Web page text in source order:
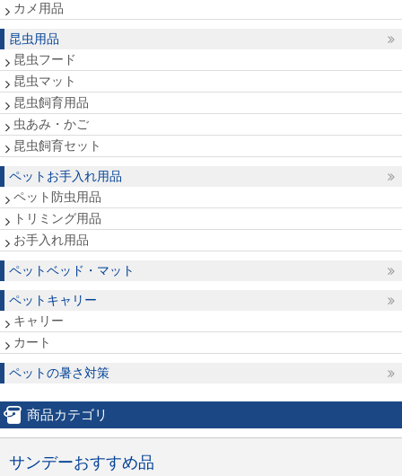
カメ用品
昆虫用品
昆虫フード
昆虫マット
昆虫飼育用品
虫あみ・かご
昆虫飼育セット
ペットお手入れ用品
ペット防虫用品
トリミング用品
お手入れ用品
ペットベッド・マット
ペットキャリー
キャリー
カート
ペットの暑さ対策
商品カテゴリ
サンデーおすすめ品